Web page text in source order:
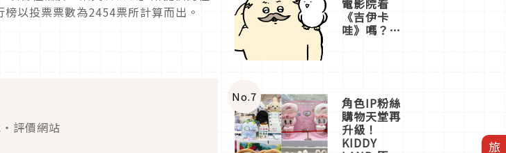
以投票票數為2454票所計算而出。
評價網站
《吉伊卡
哇》嗎？日
一同給出了
答案
No.7 角色IP粉絲
購物天堂再
升級！
KIDDY